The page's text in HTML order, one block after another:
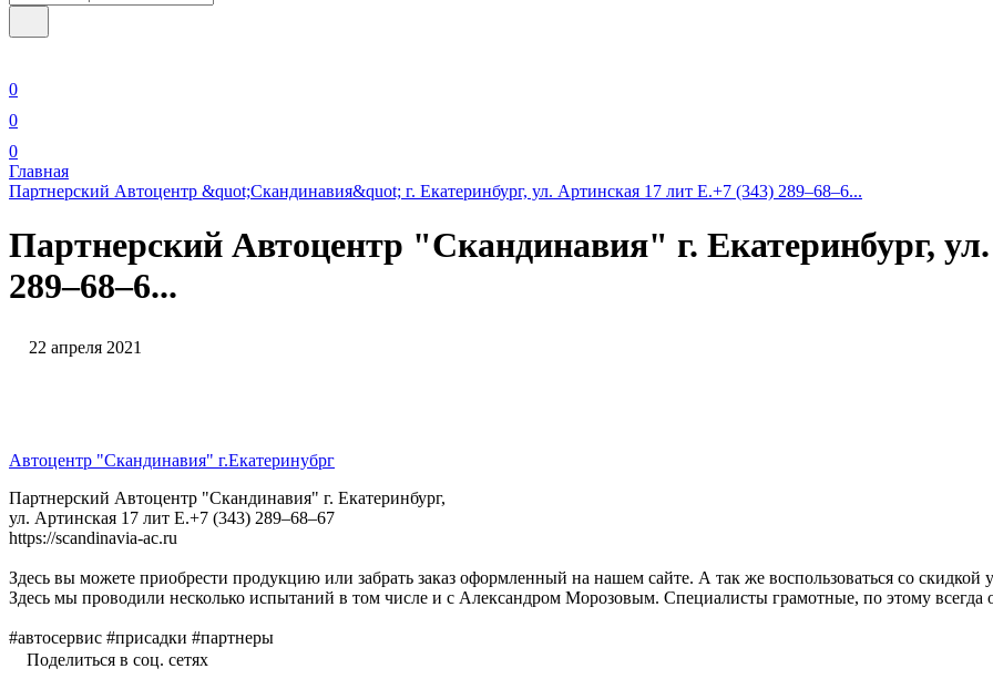
0
0
0
Главная
Партнерский Автоцентр &quot;Скандинавия&quot; г. Екатеринбург, ул. Артинская 17 лит Е.+7 (343) 289‒68‒6...
Партнерский Автоцентр "Скандинавия" г. Екатеринбург,
289‒68‒6...
22 апреля 2021
Автоцентр "Скандинавия" г.Екатеринубрг
Партнерский Автоцентр "Скандинавия" г. Екатеринбург,
ул. Артинская 17 лит Е.+7 (343) 289‒68‒67
https://scandinavia-ac.ru
Здесь вы можете приобрести продукцию или забрать заказ оформленный на нашем сайте. А так же воспользоваться со скидкой
Здесь мы проводили несколько испытаний в том числе и с Александром Морозовым. Специалисты грамотные, по этому всегда
#автосервис #присадки #партнеры
Поделиться в соц. сетях